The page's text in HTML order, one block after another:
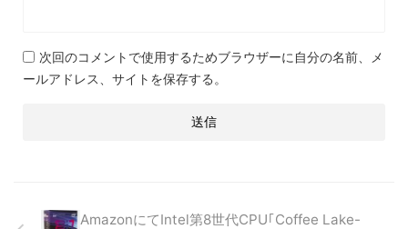
次回のコメントで使用するためブラウザーに自分の名前、メ
ールアドレス、サイトを保存する。
AmazonにてIntel第8世代CPU｢Coffee Lake-